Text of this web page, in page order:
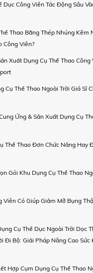
Dục Công Viên Tác Động Sâu
Thao Bằng Thép Nhúng Kẽm
Công Viên?
Xuất Dụng Cụ Thể Thao Công
Cụ Thể Thao Ngoài Trời Giá Sỉ
Ứng & Sản Xuất Dụng Cụ
Thể Thao Đơn Chức Năng Hay
Gói Khu Dụng Cụ Thể Thao
Viên Có Giúp Giảm Mỡ Bụng
Cụ Thể Dục Ngoài Trời Dọc
Đi Bộ: Giải Pháp Nâng Cao Sức
Hợp Cụm Dụng Cụ Thể Thao